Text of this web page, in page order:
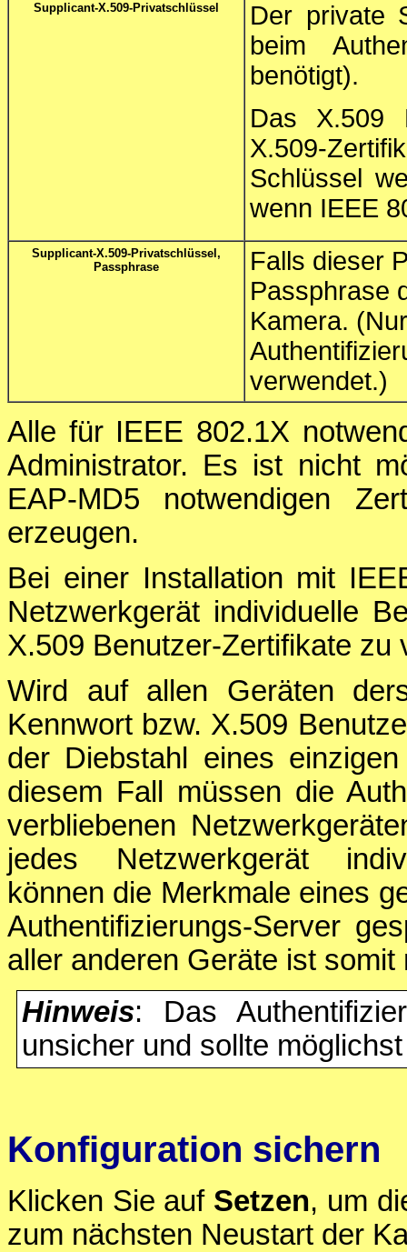
Supplicant-X.509-Privatschlüssel
Der private
beim
benötigt).
Das X.509
X.509-
Schlüssel
wenn IEEE
Supplicant-X.509-Privatschlüssel,
Passphrase
Falls dieser
Passphrase
Kamera.
verwendet.)
Alle für IEEE 802.1X
Administrator. Es ist nicht
EAP-MD5 notwendigen
erzeugen.
Bei einer Installation mit
Netzwerkgerät individuelle
X.509 Benutzer-Zertifikate zu
Wird auf allen Geräten
Kennwort bzw. X.509
der Diebstahl eines
diesem Fall müssen die
verbliebenen
jedes Netzwerkgerät
können die Merkmale eines
Authentifizierungs-Server
aller anderen Geräte ist somit
Hinweis: Das
unsicher und sollte
Konfiguration sichern
Klicken Sie auf Setzen, um
zum nächsten Neustart der